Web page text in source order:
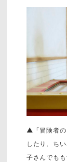
▲「冒険者の
したり、ち
子さんでもも